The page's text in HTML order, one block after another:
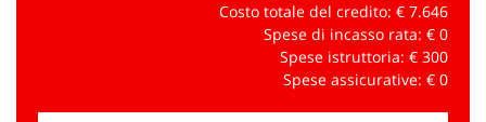
Costo totale del credito: € 7.646
Spese di incasso rata: € 0
Spese istruttoria: € 300
Spese assicurative: € 0